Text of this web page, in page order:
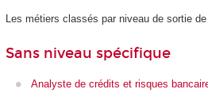
Les métiers classés par niveau de sortie
Sans niveau spécifique
Analyste de crédits et risques